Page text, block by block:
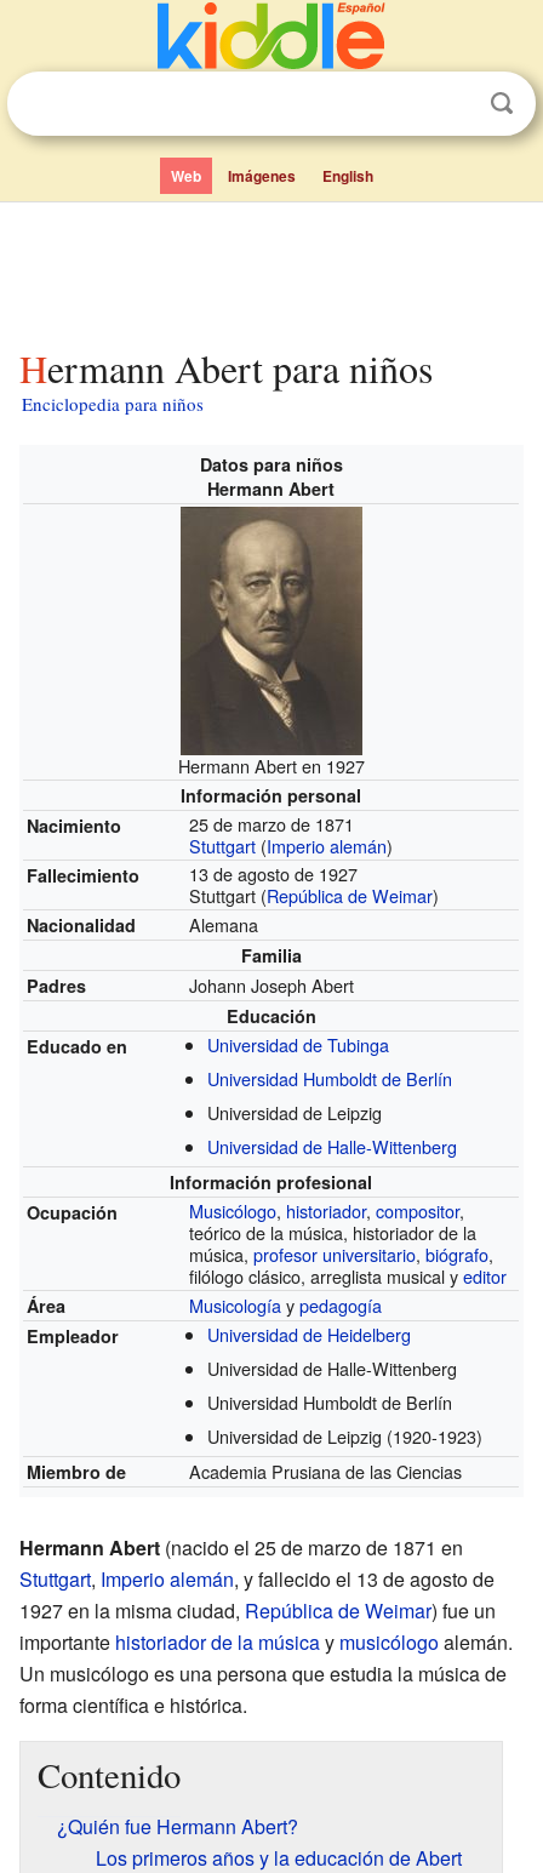
Web Imágenes English
Hermann Abert para niños
Enciclopedia para niños
Datos para niños
Hermann Abert
Hermann Abert en 1927
Información personal
Nacimiento
25 de marzo de 1871
Stuttgart (Imperio alemán)
Fallecimiento
13 de agosto de 1927
Stuttgart (República de Weimar)
Nacionalidad Alemana
Familia
Padres
Johann Joseph Abert
Educación
Educado en
Universidad de Tubinga
Universidad Humboldt de Berlín
Universidad de Leipzig
Universidad de Halle-Wittenberg
Información profesional
Ocupación
Musicólogo, historiador,compositor,
teórico de la música, historiador de la
música,profesor universitario,biógrafo,
filólogo clásico, arreglista musical yeditor
Área Musicologíaypedagogía
Empleador
Universidad de Heidelberg
Universidad de Halle-Wittenberg
Universidad Humboldt de Berlín
Universidad de Leipzig (1920-1923)
Miembro de Academia Prusiana de las Ciencias
Hermann Abert (nacido el 25 de marzo de 1871 en
Stuttgart, Imperio alemán, y fallecido el 13 de agosto de
1927 en la misma ciudad, República de Weimar) fue un
importante historiador de la músicay musicólogoalemán.
Un musicólogo es una persona que estudia la música de
forma científica e histórica.
Contenido
¿Quién fue Hermann Abert?
Los primeros años y la educación de Abert